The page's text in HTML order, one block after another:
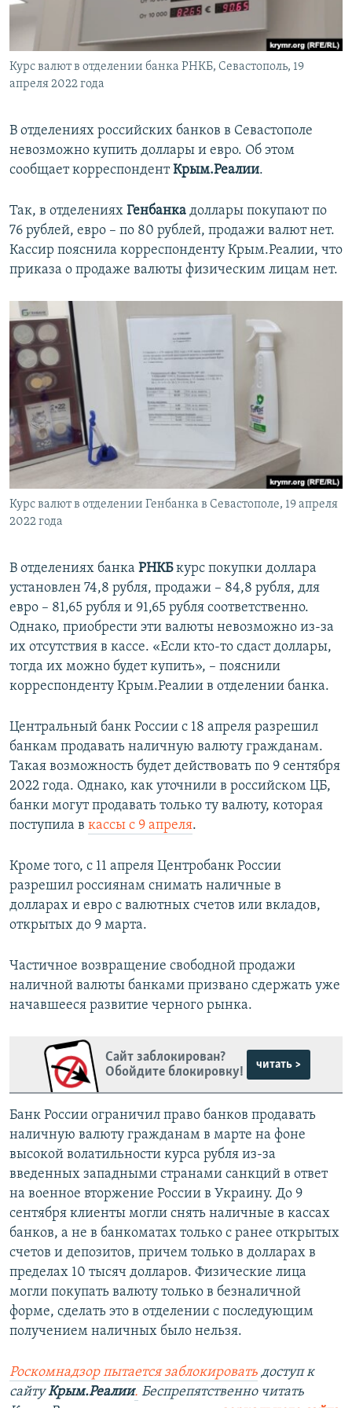
ПОБЕДИТЕЛЕЙ НЕ СУДЯТ?
КРЫМ.НЕПОКОРЕННЫЙ
ELIFBE
Курс валют в отделении банка РНКБ, Севастополь, 19
апреля 2022 года
В отделениях российских банков в Севастополе
невозможно купить доллары и евро. Об этом
сообщает корреспондентКрым.Реалии.
Так, в отделениях Генбанка доллары покупают по
76 рублей, евро – по 80 рублей, продажи валют нет.
Кассир пояснила корреспонденту Крым.Реалии, что
приказа о продаже валюты физическим лицам нет.
Курс валют в отделении Генбанка в Севастополе, 19 апреля
2022 года
В отделениях банка РНКБкурс покупки доллара
установлен 74,8 рубля, продажи – 84,8 рубля, для
евро – 81,65 рубля и 91,65 рубля соответственно.
Однако, приобрести эти валюты невозможно из-за
их отсутствия в кассе. «Если кто-то сдаст доллары,
тогда их можно будет купить», – пояснили
корреспонденту Крым.Реалии в отделении банка.
Центральный банк России с 18 апреля разрешил
банкам продавать наличную валюту гражданам.
Такая возможность будет действовать по 9 сентября
2022 года. Однако, как уточнили в российском ЦБ,
банки могут продавать только ту валюту, которая
поступила в кассы с 9 апреля.
Кроме того, с 11 апреля Центробанк России
разрешил россиянам снимать наличные в
долларах и евро с валютных счетов или вкладов,
открытых до 9 марта.
Частичное возвращение свободной продажи
наличной валюты банками призвано сдержать уже
начавшееся развитие черного рынка.
Сайт заблокирован?
Обойдите блокировку!
читать >
Банк России ограничил право банков продавать
наличную валюту гражданам в марте на фоне
высокой волатильности курса рубля из-за
введенных западными странами санкций в ответ
на военное вторжение России в Украину. До 9
сентября клиенты могли снять наличные в кассах
банков, а не в банкоматах только с ранее открытых
счетов и депозитов, причем только в долларах в
пределах 10 тысяч долларов. Физические лица
могли покупать валюту только в безналичной
форме, сделать это в отделении с последующим
получением наличных было нельзя.
Роскомнадзор пытается заблокировать доступ к
сайтуКрым.Реалии. Беспрепятственно читать